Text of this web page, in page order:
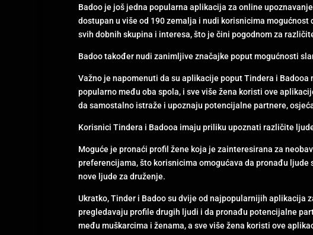
Badoo je još jedna popularna aplikacija za online
dostupan u više od 190 zemalja i nudi korisnicima
svih dobnih skupina i interesa, što je čini pogodnom za
Badoo također nudi zanimljive značajke poput mogućnosti
Važno je napomenuti da su aplikacije poput Tindera i
popularno među oba spola, i sve više žena koristi ove
da samostalno istraže i upoznaju potencijalne partnere,
Korisnici Tindera i Badooa imaju priliku upoznati različite
Moguće je pronaći profil žene koja je zainteresirana za
preferencijama, što korisnicima omogućava da pronađu
nove ljude za druženje.
Ukratko, Tinder i Badoo su dvije od najpopularnijih aplikacija
pregledavaju profile drugih ljudi i da pronađu potencijalne
među muškarcima i ženama, a sve više žena koristi ove